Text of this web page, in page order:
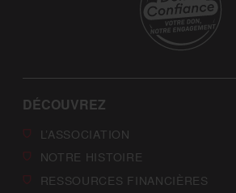
DÉCOUVREZ
L’ASSOCIATION
NOTRE HISTOIRE
RESSOURCES FINANCIÈRES